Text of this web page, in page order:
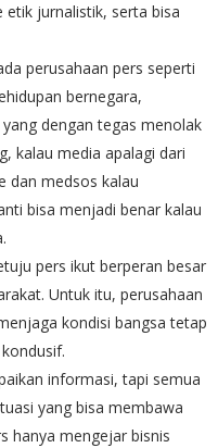
jurnalistik, serta bisa
perusahaan pers seperti
bernegara,
dengan tegas menolak
kalau media apalagi dari
dan medsos kalau
bisa menjadi benar kalau
pers ikut berperan besar
Untuk itu, perusahaan
kondisi bangsa tetap
informasi, tapi semua
yang bisa membawa
hanya mengejar bisnis